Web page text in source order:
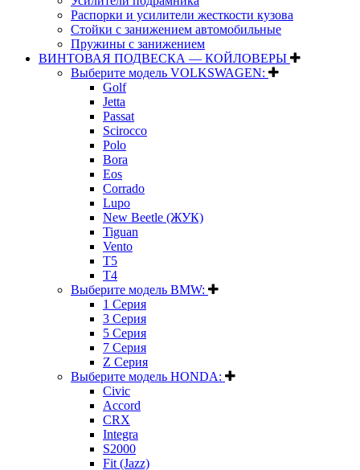
Распорки и усилители жесткости кузова
Стойки с занижением автомобильные
Пружины с занижением
ВИНТОВАЯ ПОДВЕСКА — КОЙЛОВЕРЫ
Выберите модель VOLKSWAGEN:
Golf
Jetta
Passat
Scirocco
Polo
Bora
Eos
Corrado
Lupo
New Beetle (ЖУК)
Tiguan
Vento
T5
T4
Выберите модель BMW:
1 Серия
3 Серия
5 Серия
7 Серия
Z Серия
Выберите модель HONDA:
Civic
Accord
CRX
Integra
S2000
Fit (Jazz)